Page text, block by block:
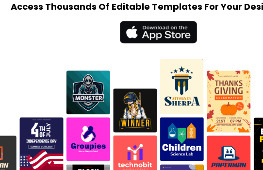
Access Thousands Of Editable Templates For Your